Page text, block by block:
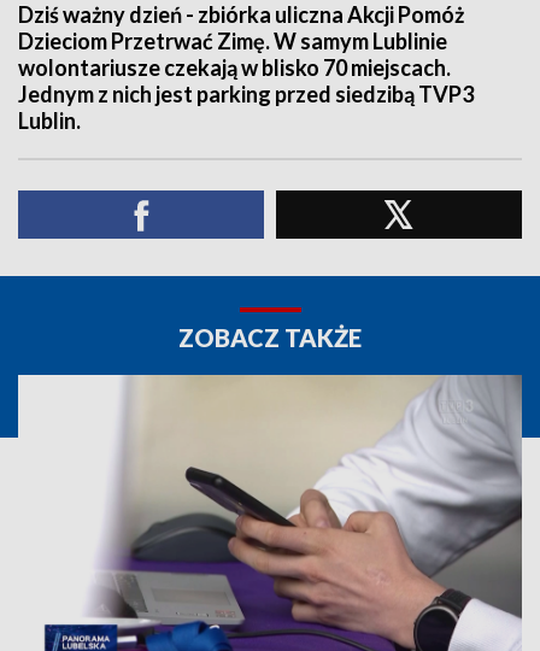
Dziś ważny dzień - zbiórka uliczna Akcji Pomóż
Dzieciom Przetrwać Zimę. W samym Lublinie
wolontariusze czekają w blisko 70 miejscach.
Jednym z nich jest parking przed siedzibą TVP3
Lublin.
ZOBACZ TAKŻE